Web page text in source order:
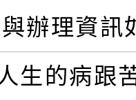
辦理資訊
生的病跟